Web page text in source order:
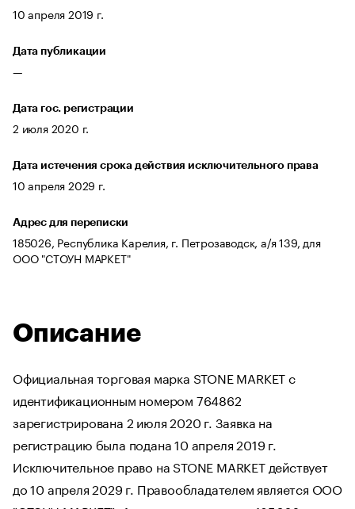
10 апреля 2019 г.
Дата публикации
—
Дата гос. регистрации
2 июля 2020 г.
Дата истечения срока действия исключительного права
10 апреля 2029 г.
Адрес для переписки
185026, Республика Карелия, г. Петрозаводск, а/я 139, для
ООО "СТОУН МАРКЕТ"
Описание
Официальная торговая марка STONE MARKET с
идентификационным номером 764862
зарегистрирована 2 июля 2020 г. Заявка на
регистрацию была подана 10 апреля 2019 г.
Исключительное право на STONE MARKET действует
до 10 апреля 2029 г. Правообладателем является ООО